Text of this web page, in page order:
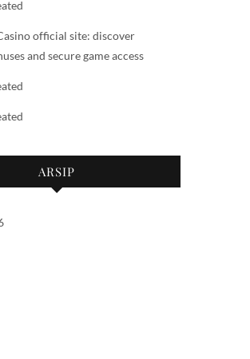
official site: discover
and secure game access
ARSIP